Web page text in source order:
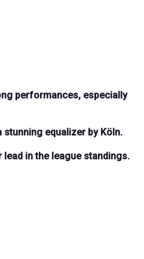
performances, especially
equalizer by Köln.
lead in the league standings.